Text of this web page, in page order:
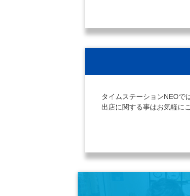
タイムステーションNEOで
出店に関する事はお気軽に